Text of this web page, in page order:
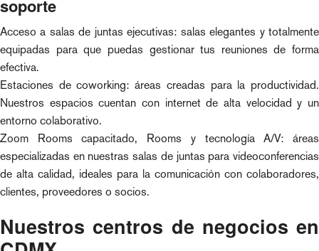
soporte
Acceso a salas de juntas ejecutivas: salas elegantes y totalmente
equipadas para que puedas gestionar tus reuniones de forma
efectiva.
Estaciones de coworking: áreas creadas para la productividad.
Nuestros espacios cuentan con internet de alta velocidad y un
entorno colaborativo.
Zoom Rooms capacitado, Rooms y tecnología A/V: áreas
especializadas en nuestras salas de juntas para videoconferencias
de alta calidad, ideales para la comunicación con colaboradores,
clientes, proveedores o socios.
Nuestros centros de negocios en